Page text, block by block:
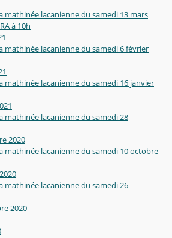
mathinée lacanienne du samedi 13 mars
à 10h
mathinée lacanienne du samedi 6 février
mathinée lacanienne du samedi 16 janvier
mathinée lacanienne du samedi 28
2020
mathinée lacanienne du samedi 10 octobre
mathinée lacanienne du samedi 26
2020